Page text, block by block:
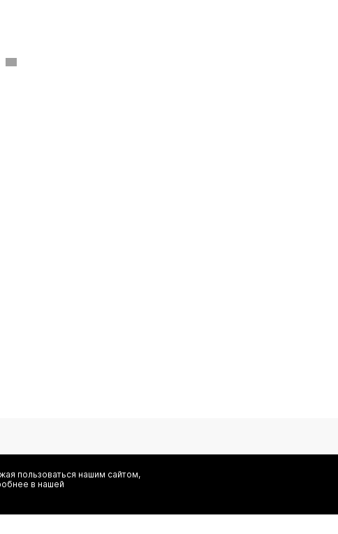
на сбор, обработку и хранение моих персональных данных (имя,
пользоваться нашим сайтом,
в нашей